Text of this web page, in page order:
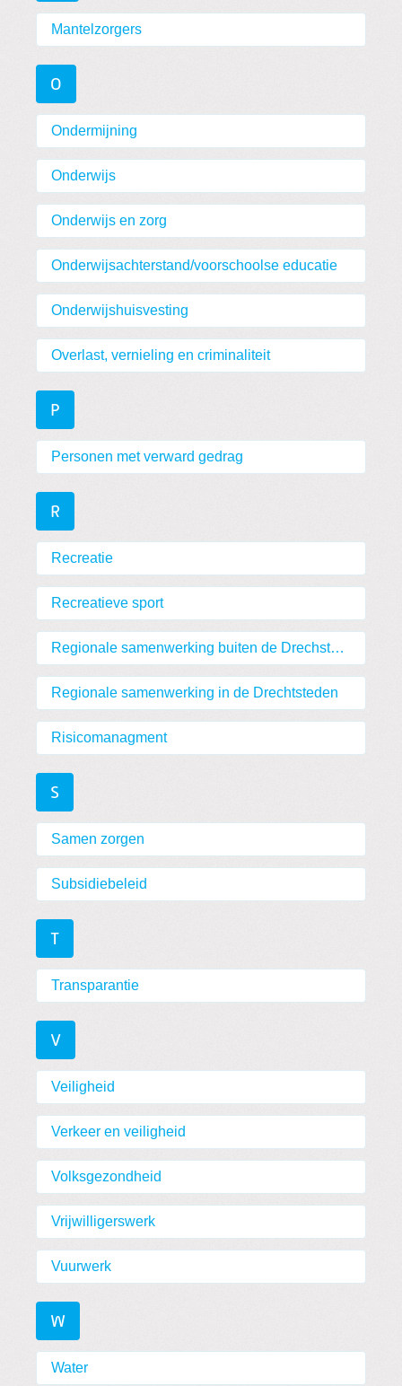
Mantelzorgers
O
Ondermijning
Onderwijs
Onderwijs en zorg
Onderwijsachterstand/voorschoolse educatie
Onderwijshuisvesting
Overlast, vernieling en criminaliteit
P
Personen met verward gedrag
R
Recreatie
Recreatieve sport
Regionale samenwerking buiten de Drechsteden
Regionale samenwerking in de Drechtsteden
Risicomanagment
S
Samen zorgen
Subsidiebeleid
T
Transparantie
V
Veiligheid
Verkeer en veiligheid
Volksgezondheid
Vrijwilligerswerk
Vuurwerk
W
Water